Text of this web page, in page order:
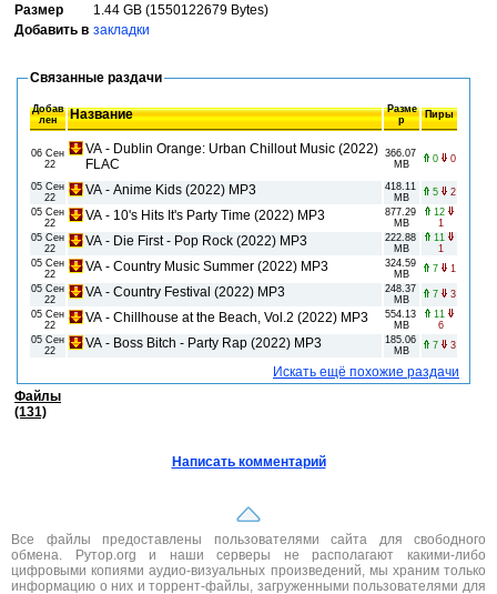
Размер
1.44 GB (1550122679 Bytes)
Добавить в закладки
Связанные раздачи
Добав
лен
Название
Разме
р
Пиры
06 Сен
22
VA - Dublin Orange: Urban Chillout Music (2022)
FLAC
366.07
MB
0 0
05 Сен
22
VA - Anime Kids (2022) MP3
418.11
MB
5
2
05 Сен
22
VA - 10's Hits It's Party Time (2022) MP3
877.29
MB
12
1
05 Сен
22
VA - Die First - Pop Rock (2022) MP3
222.88
MB
11
1
05 Сен
22
VA - Country Music Summer (2022) MP3
324.59
MB
7
1
05 Сен
22
VA - Country Festival (2022) MP3
248.37
MB
7
3
05 Сен
22
VA - Chillhouse at the Beach, Vol.2 (2022) MP3
554.13
MB
11
6
05 Сен
22
VA - Boss Bitch - Party Rap (2022) MP3
185.06
MB
7 3
Искать ещё похожие раздачи
Файлы
(131)
Написать комментарий
Все файлы предоставлены пользователями сайта для свободного
обмена. Рутор.org и наши серверы не располагают какими-либо
цифровыми копиями аудио-визуальных произведений, мы храним только
информацию о них и торрент-файлы, загруженными пользователями для